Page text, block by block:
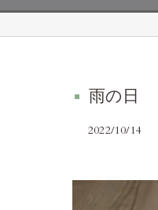
雨の日
2022/10/14